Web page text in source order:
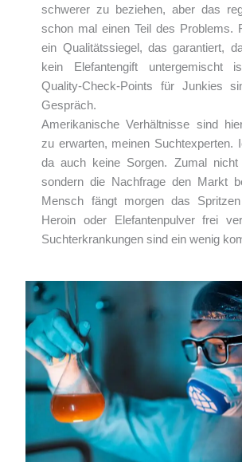
schwerer zu beziehen, aber das
schon mal einen Teil des Problems.
ein Qualitätssiegel, das garantiert,
kein Elefantengift untergemischt
Quality-Check-Points für Junkies
Gespräch.
Amerikanische Verhältnisse sind
zu erwarten, meinen Suchtexperten.
da auch keine Sorgen. Zumal nicht
sondern die Nachfrage den Markt
Mensch fängt morgen das
Heroin oder Elefantenpulver frei
Suchterkrankungen sind ein wenig